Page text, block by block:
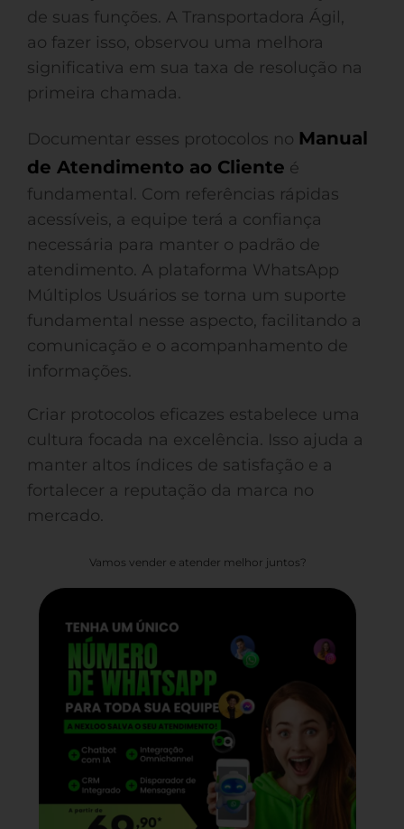
de suas funções. A Transportadora Ágil,
ao fazer isso, observou uma melhora
significativa em sua taxa de resolução na
primeira chamada.
Documentar esses protocolos no Manual
de Atendimento ao Cliente é
fundamental. Com referências rápidas
acessíveis, a equipe terá a confiança
necessária para manter o padrão de
atendimento. A plataforma WhatsApp
Múltiplos Usuários se torna um suporte
fundamental nesse aspecto, facilitando a
comunicação e o acompanhamento de
informações.
Criar protocolos eficazes estabelece uma
cultura focada na excelência. Isso ajuda a
manter altos índices de satisfação e a
fortalecer a reputação da marca no
mercado.
Vamos vender e atender melhor juntos?